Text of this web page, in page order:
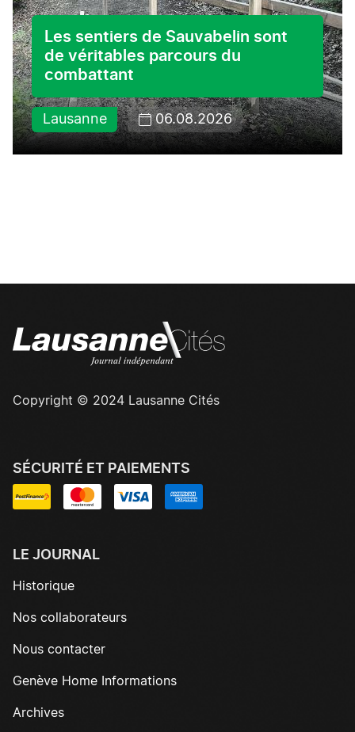
Les sentiers de Sauvabelin sont
de véritables parcours du
combattant
Lausanne 06.08.2026
Copyright © 2024 Lausanne Cités
SÉCURITÉ ET PAIEMENTS
LE JOURNAL
Historique
Nos collaborateurs
Nous contacter
Genève Home Informations
Archives